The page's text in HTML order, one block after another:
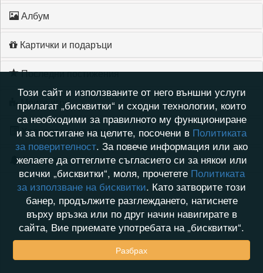
Албум
Картички и подаръци
Последни постижения
Моите игри
Хронология на игри
Активност
Този сайт и използваните от него външни услуги
прилагат „бисквитки“ и сходни технологии, които
са необходими за правилното му функциониране
и за постигане на целите, посочени в Политиката
за поверителност. За повече информация или ако
желаете да оттеглите съгласието си за някои или
всички „бисквитки“, моля, прочетете Политиката
за използване на бисквитки. Като затворите този
банер, продължите разглеждането, натиснете
върху връзка или по друг начин навигирате в
сайта, Вие приемате употребата на „бисквитки“.
Разбрах